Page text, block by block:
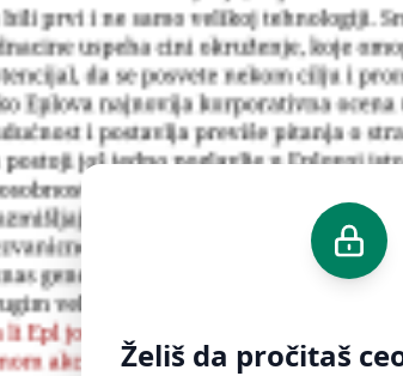
Želiš da pročitaš